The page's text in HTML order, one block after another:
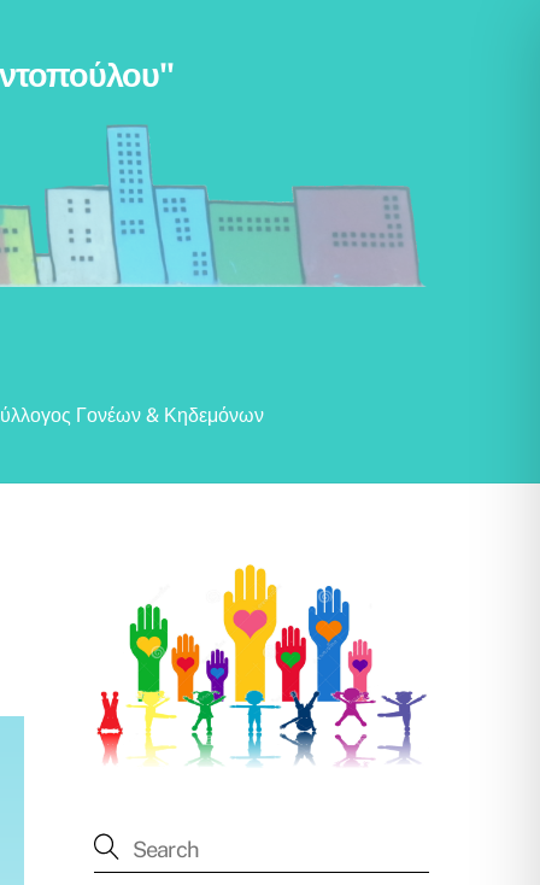
Γονέων & Κηδεμόνων